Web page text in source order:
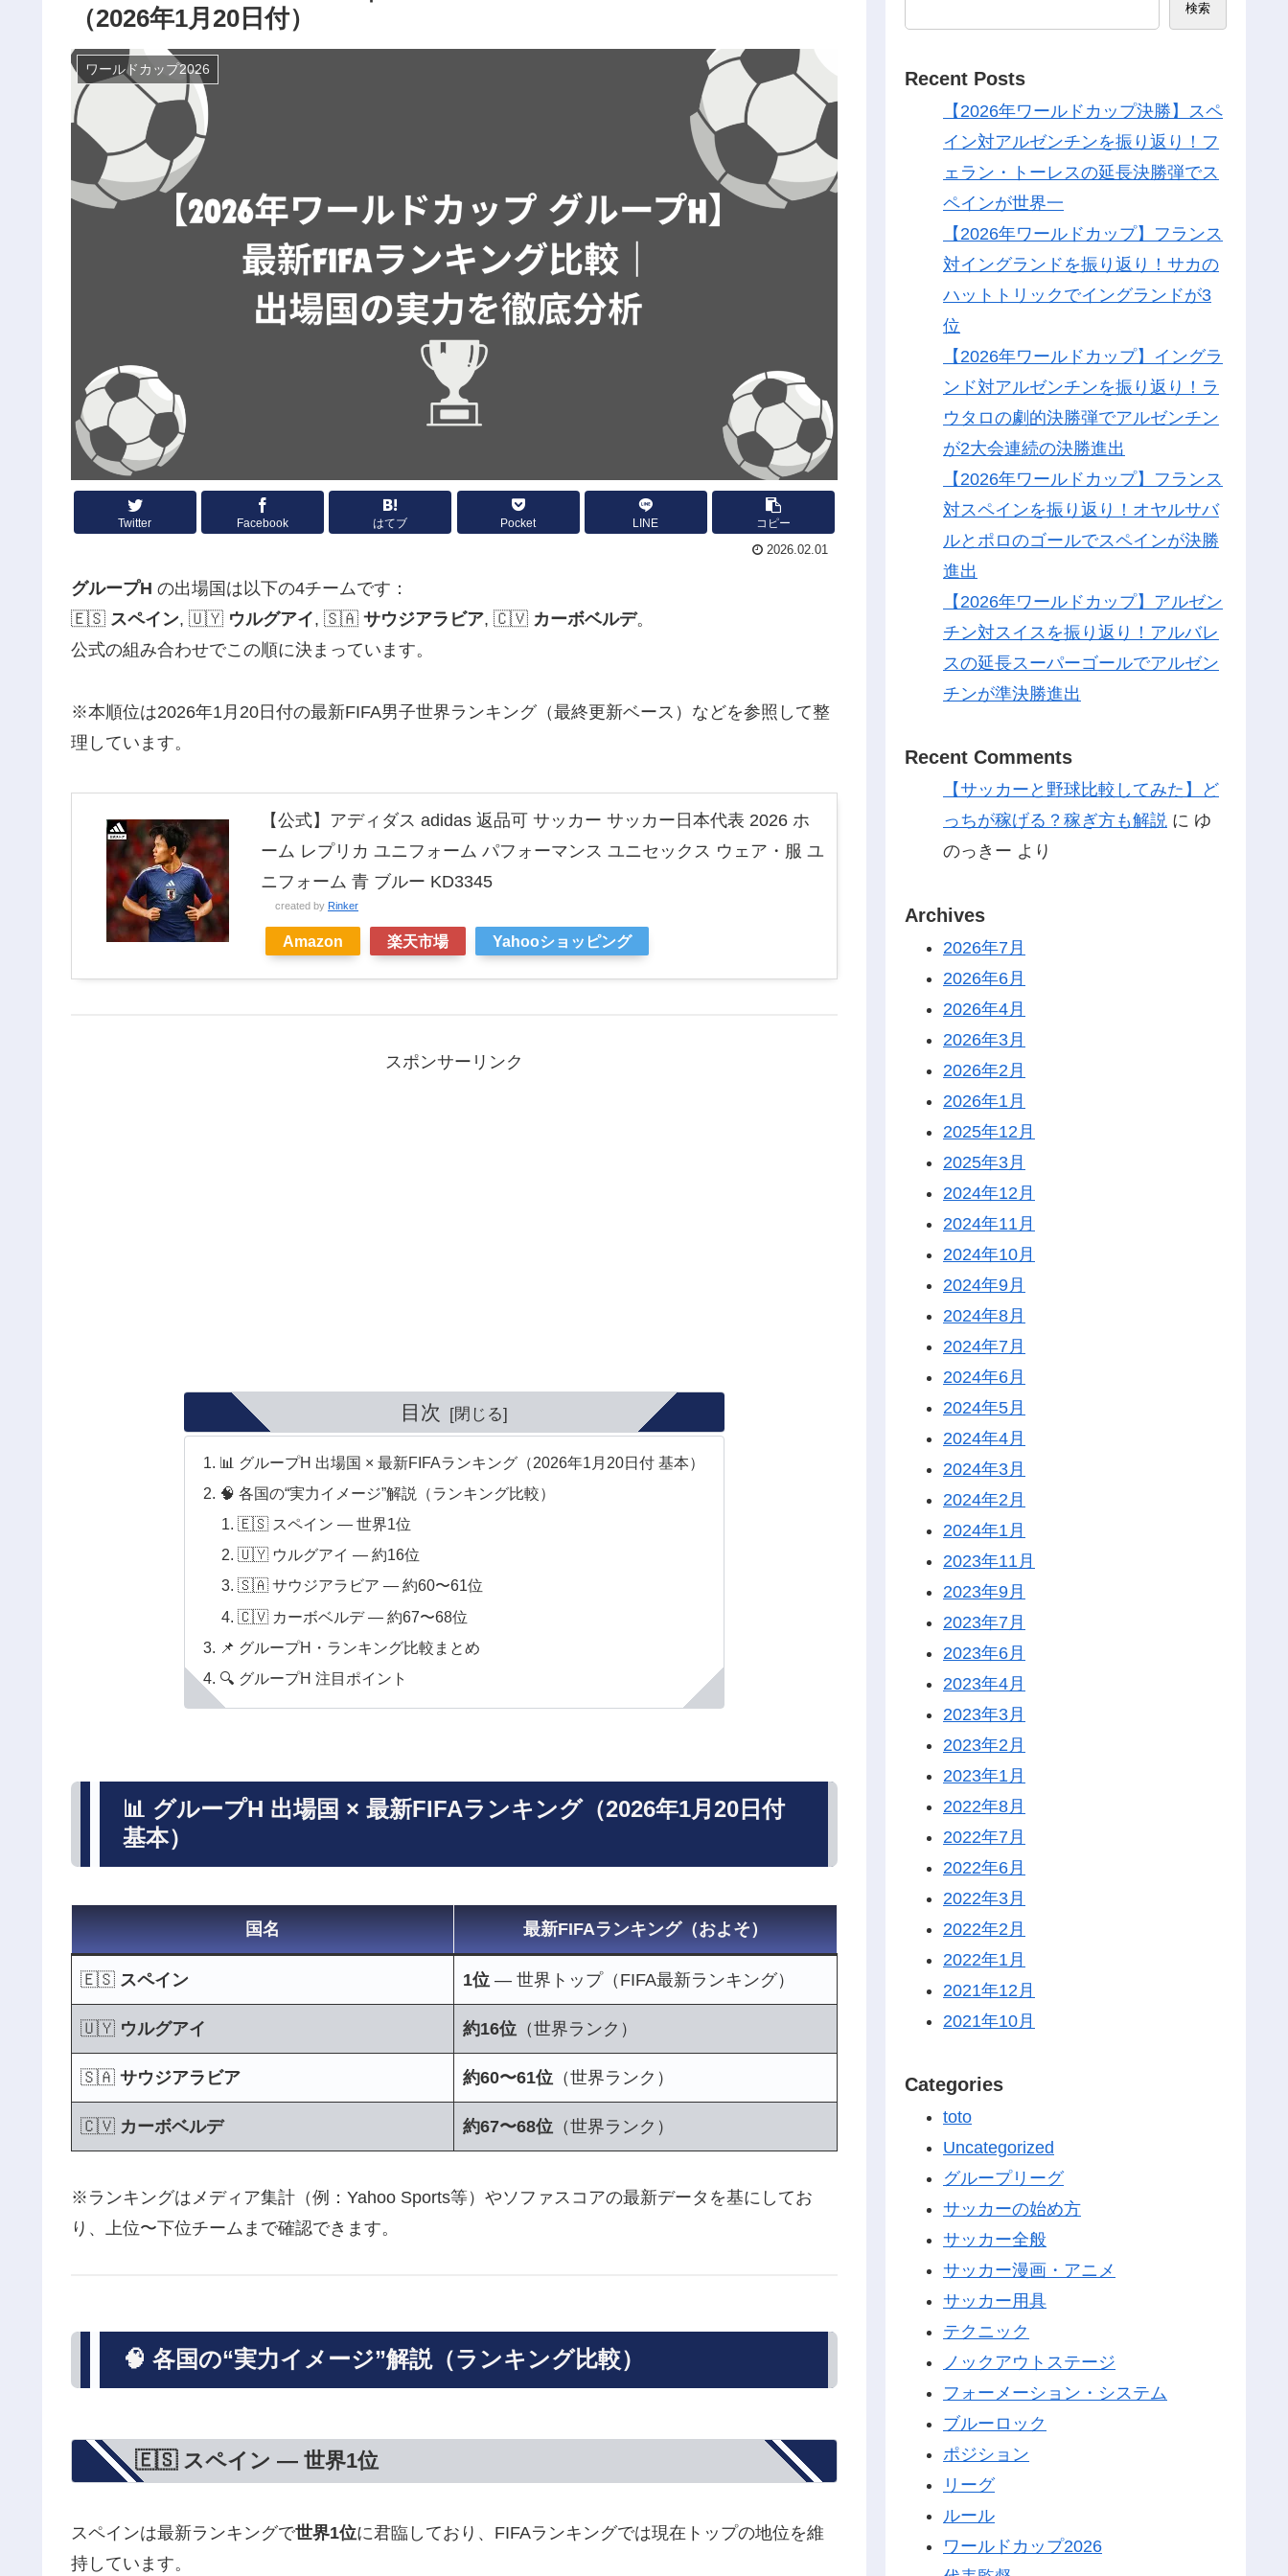
（2026年1月20日付）
ワールドカップ2026
Twitter Facebook はてブ Pocket LINE コピー
2026.02.01
グループH の出場国は以下の4チームです：
🇪🇸 スペイン, 🇺🇾 ウルグアイ, 🇸🇦 サウジアラビア, 🇨🇻 カーボベルデ。
公式の組み合わせでこの順に決まっています。
※本順位は2026年1月20日付の最新FIFA男子世界ランキング（最終更新ベース）などを参照して整
理しています。
【公式】アディダス adidas 返品可 サッカー サッカー日本代表 2026 ホ
ーム レプリカ ユニフォーム パフォーマンス ユニセックス ウェア・服 ユ
ニフォーム 青 ブルー KD3345
created by Rinker
Amazon 楽天市場 Yahooショッピング
スポンサーリンク
目次
📊 グループH 出場国 × 最新FIFAランキング（2026年1月20日付 基本）
🧠 各国の“実力イメージ”解説（ランキング比較）
🇪🇸 スペイン — 世界1位
🇺🇾 ウルグアイ — 約16位
🇸🇦 サウジアラビア — 約60〜61位
🇨🇻 カーボベルデ — 約67〜68位
📌 グループH・ランキング比較まとめ
🔍 グループH 注目ポイント
📊 グループH 出場国 × 最新FIFAランキング（2026年1月20日付
基本）
国名 最新FIFAランキング（およそ）
🇪🇸 スペイン 1位 — 世界トップ（FIFA最新ランキング）
🇺🇾 ウルグアイ 約16位 （世界ランク）
🇸🇦 サウジアラビア 約60〜61位 （世界ランク）
🇨🇻 カーボベルデ 約67〜68位 （世界ランク）
※ランキングはメディア集計（例：Yahoo Sports等）やソファスコアの最新データを基にしてお
り、上位〜下位チームまで確認できます。
🧠 各国の“実力イメージ”解説（ランキング比較）
🇪🇸 スペイン — 世界1位
スペインは最新ランキングで世界1位に君臨しており、FIFAランキングでは現在トップの地位を維
持しています。
検索
Recent Posts
【2026年ワールドカップ決勝】スペ
イン対アルゼンチンを振り返り！フ
ェラン・トーレスの延長決勝弾でス
ペインが世界一
【2026年ワールドカップ】フランス
対イングランドを振り返り！サカの
ハットトリックでイングランドが3
位
【2026年ワールドカップ】イングラ
ンド対アルゼンチンを振り返り！ラ
ウタロの劇的決勝弾でアルゼンチン
が2大会連続の決勝進出
【2026年ワールドカップ】フランス
対スペインを振り返り！オヤルサバ
ルとポロのゴールでスペインが決勝
進出
【2026年ワールドカップ】アルゼン
チン対スイスを振り返り！アルバレ
スの延長スーパーゴールでアルゼン
チンが準決勝進出
Recent Comments
【サッカーと野球比較してみた】ど
っちが稼げる？稼ぎ方も解説 に ゆ
のっきー より
Archives
2026年7月
2026年6月
2026年4月
2026年3月
2026年2月
2026年1月
2025年12月
2025年3月
2024年12月
2024年11月
2024年10月
2024年9月
2024年8月
2024年7月
2024年6月
2024年5月
2024年4月
2024年3月
2024年2月
2024年1月
2023年11月
2023年9月
2023年7月
2023年6月
2023年4月
2023年3月
2023年2月
2023年1月
2022年8月
2022年7月
2022年6月
2022年3月
2022年2月
2022年1月
2021年12月
2021年10月
Categories
toto
Uncategorized
グループリーグ
サッカーの始め方
サッカー全般
サッカー漫画・アニメ
サッカー用具
テクニック
ノックアウトステージ
フォーメーション・システム
ブルーロック
ポジション
リーグ
ルール
ワールドカップ2026